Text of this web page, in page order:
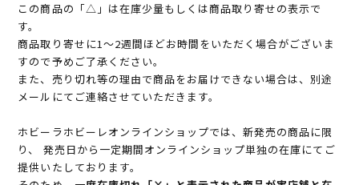
この商品の「△」は在庫少量もしくは商品取り寄せの表示で
す。
商品取り寄せに1～2週間ほどお時間をいただく場合がございま
すので予めご了承ください。
また、売り切れ等の理由で商品をお届けできない場合は、別途
メールにてご連絡させていただきます。
ホビーラホビーレオンラインショップでは、新発売の商品に限
り、 発売日から一定期間オンラインショップ単独の在庫にてご
提供いたしております。